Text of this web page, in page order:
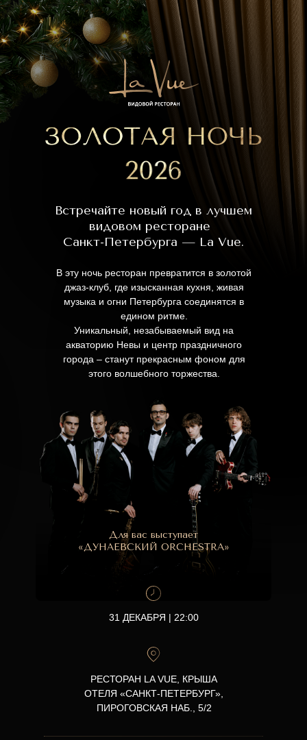
31 ДЕКАБРЯ | 22:00
РЕСТОРАН LA VUE, КРЫША
ОТЕЛЯ «САНКТ-ПЕТЕРБУРГ»,
ПИРОГОВСКАЯ НАБ., 5/2
В эту ночь ресторан превратится в золотой
джаз-клуб, где изысканная кухня, живая
музыка и огни Петербурга соединятся в
едином ритме.
Уникальный, незабываемый вид на
акваторию Невы и центр праздничного
города – станут прекрасным фоном для
этого волшебного торжества.
Встречайте новый год в лучшем
видовом ресторане
Санкт-Петербурга — La Vue.
Для вас выступает
«ДУНАЕВСКИЙ ORCHESTRA»